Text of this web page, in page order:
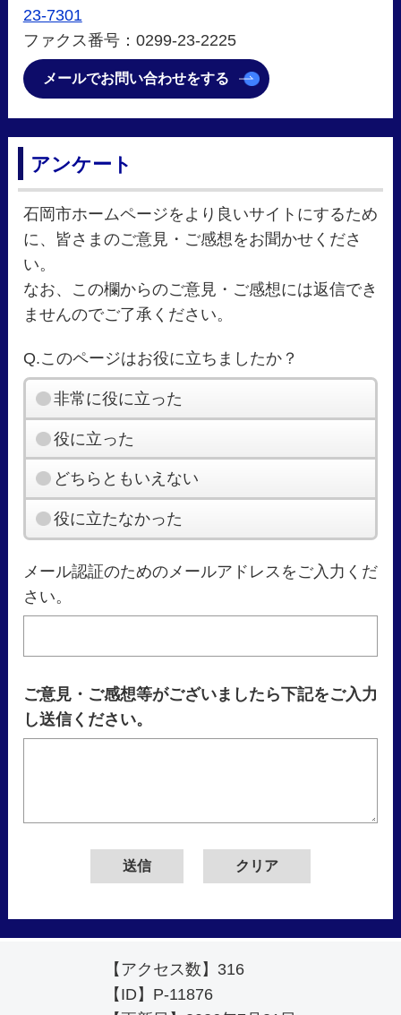
23-7301
ファクス番号：0299-23-2225
メールでお問い合わせをする
アンケート
石岡市ホームページをより良いサイトにするため
に、皆さまのご意見・ご感想をお聞かせくださ
い。
なお、この欄からのご意見・ご感想には返信でき
ませんのでご了承ください。
Q.このページはお役に立ちましたか？
非常に役に立った
役に立った
どちらともいえない
役に立たなかった
メール認証のためのメールアドレスをご入力くだ
さい。
ご意見・ご感想等がございましたら下記をご入力
し送信ください。
【アクセス数】 316
【ID】 P-11876